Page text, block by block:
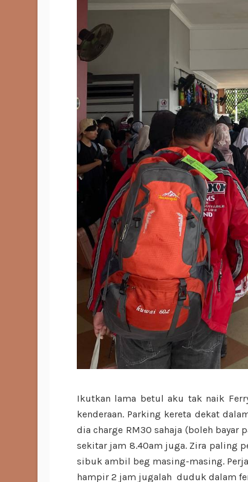
Ikutkan lama betul aku tak naik
kenderaan. Parking kereta dekat
dia charge RM30 sahaja (boleh
sekitar jam 8.40am juga. Zira paling
sibuk ambil beg masing-masing.
hampir 2 jam jugalah duduk dalam